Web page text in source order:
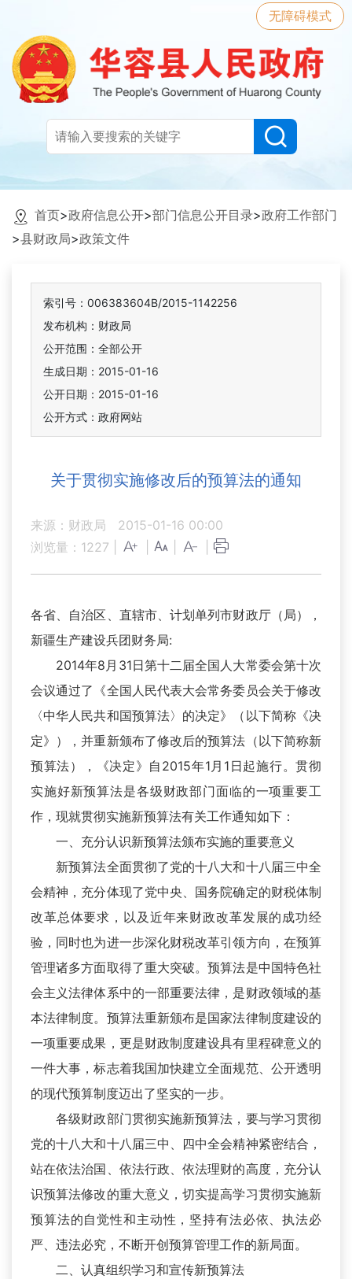
无障碍模式
首页>政府信息公开>部门信息公开目录>政府工作部门
>县财政局>政策文件
索引号：006383604B/2015-1142256
发布机构：财政局
公开范围：全部公开
生成日期：2015-01-16
公开日期：2015-01-16
公开方式：政府网站
关于贯彻实施修改后的预算法的通知
来源：财政局
2015-01-16 00:00
浏览量： 1227
各省、自治区、直辖市、计划单列市财政厅（局），
新疆生产建设兵团财务局:
2014年8月31日第十二届全国人大常委会第十次
会议通过了《全国人民代表大会常务委员会关于修改
〈中华人民共和国预算法〉的决定》（以下简称《决
定》），并重新颁布了修改后的预算法（以下简称新
预算法），《决定》自2015年1月1日起施行。贯彻
实施好新预算法是各级财政部门面临的一项重要工
作，现就贯彻实施新预算法有关工作通知如下：
一、充分认识新预算法颁布实施的重要意义
新预算法全面贯彻了党的十八大和十八届三中全
会精神，充分体现了党中央、国务院确定的财税体制
改革总体要求，以及近年来财政改革发展的成功经
验，同时也为进一步深化财税改革引领方向，在预算
管理诸多方面取得了重大突破。预算法是中国特色社
会主义法律体系中的一部重要法律，是财政领域的基
本法律制度。预算法重新颁布是国家法律制度建设的
一项重要成果，更是财政制度建设具有里程碑意义的
一件大事，标志着我国加快建立全面规范、公开透明
的现代预算制度迈出了坚实的一步。
各级财政部门贯彻实施新预算法，要与学习贯彻
党的十八大和十八届三中、四中全会精神紧密结合，
站在依法治国、依法行政、依法理财的高度，充分认
识预算法修改的重大意义，切实提高学习贯彻实施新
预算法的自觉性和主动性，坚持有法必依、执法必
严、违法必究，不断开创预算管理工作的新局面。
二、认真组织学习和宣传新预算法